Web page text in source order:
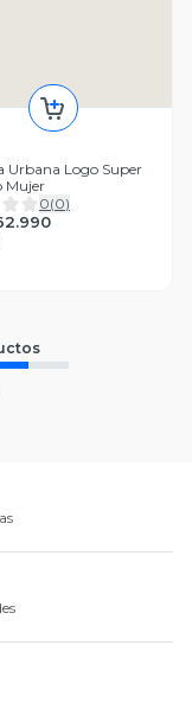
Urbana Logo Super
Mujer
0(0)